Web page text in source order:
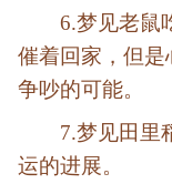
6.梦见老鼠
催着回家，但是
争吵的可能。
7.梦见田里
运的进展。